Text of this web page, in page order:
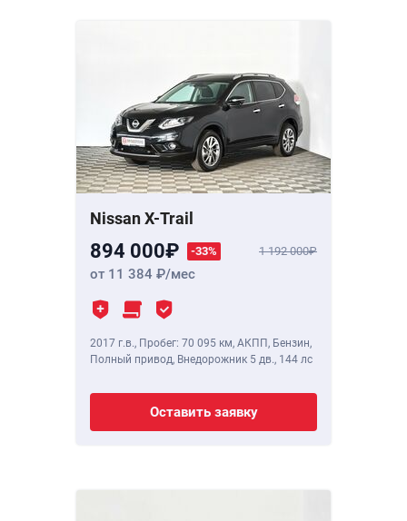
Nissan X-Trail
894 000 -33% 1 192 000
от 11 384 /мес
2017 г.в., Пробег: 70 095 км, АКПП, Бензин,
Полный привод, Внедорожник 5 дв., 144 лс
Оставить заявку